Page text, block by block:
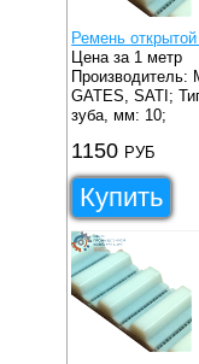
Ремень
Цена за 1 метр
Производитель:
GATES, SATI;
зуба, мм: 10;
1150 РУБ
Купить